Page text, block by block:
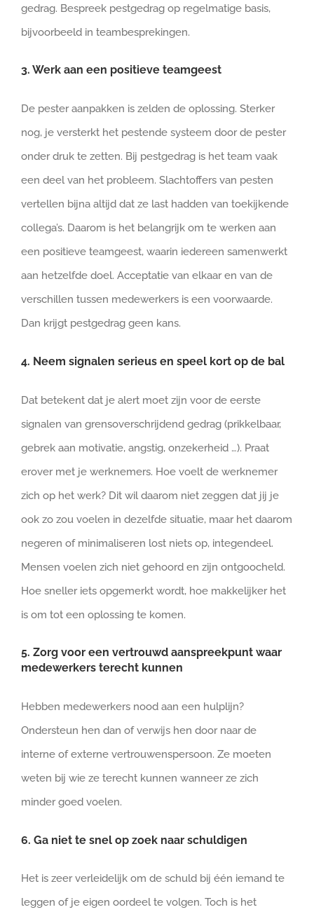
gedrag. Bespreek pestgedrag op regelmatige basis,
bijvoorbeeld in teambesprekingen.
3. Werk aan een positieve teamgeest
De pester aanpakken is zelden de oplossing. Sterker
nog, je versterkt het pestende systeem door de pester
onder druk te zetten. Bij pestgedrag is het team vaak
een deel van het probleem. Slachtoffers van pesten
vertellen bijna altijd dat ze last hadden van toekijkende
collega’s. Daarom is het belangrijk om te werken aan
een positieve teamgeest, waarin iedereen samenwerkt
aan hetzelfde doel. Acceptatie van elkaar en van de
verschillen tussen medewerkers is een voorwaarde.
Dan krijgt pestgedrag geen kans.
4. Neem signalen serieus en speel kort op de bal
Dat betekent dat je alert moet zijn voor de eerste
signalen van grensoverschrijdend gedrag (prikkelbaar,
gebrek aan motivatie, angstig, onzekerheid …). Praat
erover met je werknemers. Hoe voelt de werknemer
zich op het werk? Dit wil daarom niet zeggen dat jij je
ook zo zou voelen in dezelfde situatie, maar het daarom
negeren of minimaliseren lost niets op, integendeel.
Mensen voelen zich niet gehoord en zijn ontgoocheld.
Hoe sneller iets opgemerkt wordt, hoe makkelijker het
is om tot een oplossing te komen.
5. Zorg voor een vertrouwd aanspreekpunt waar
medewerkers terecht kunnen
Hebben medewerkers nood aan een hulplijn?
Ondersteun hen dan of verwijs hen door naar de
interne of externe vertrouwenspersoon. Ze moeten
weten bij wie ze terecht kunnen wanneer ze zich
minder goed voelen.
6. Ga niet te snel op zoek naar schuldigen
Het is zeer verleidelijk om de schuld bij één iemand te
leggen of je eigen oordeel te volgen. Toch is het